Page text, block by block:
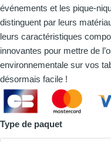
événements et les pique-
distinguent par leurs
leurs caractéristiques
innovantes pour mettre de
environnementale sur vos
désormais facile !
Type de paquet